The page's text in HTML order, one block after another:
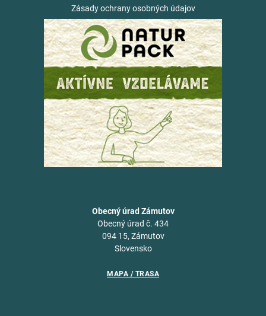
Zásady ochrany osobných údajov
Obecný úrad Zámutov
Obecný úrad č. 434
094 15, Zámutov
Slovensko
MAPA / TRASA